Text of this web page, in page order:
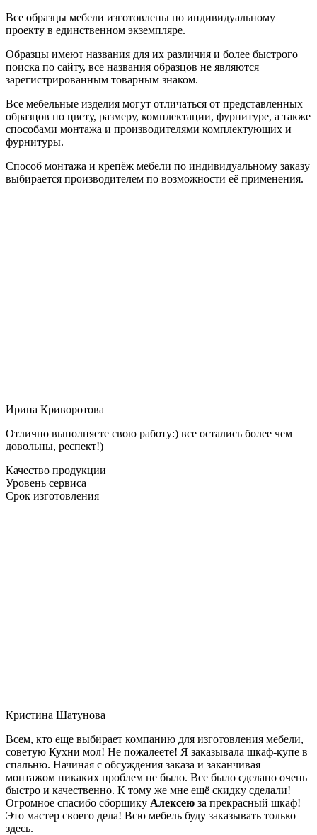
Все образцы мебели изготовлены по индивидуальному
проекту в единственном экземпляре.
Образцы имеют названия для их различия и более быстрого
поиска по сайту, все названия образцов не являются
зарегистрированным товарным знаком.
Все мебельные изделия могут отличаться от представленных
образцов по цвету, размеру, комплектации, фурнитуре, а также
способами монтажа и производителями комплектующих и
фурнитуры.
Способ монтажа и крепёж мебели по индивидуальному заказу
выбирается производителем по возможности её применения.
Ирина Криворотова
Отлично выполняете свою работу:) все остались более чем
довольны, респект!)
Качество продукции
Уровень сервиса
Срок изготовления
Кристина Шатунова
Всем, кто еще выбирает компанию для изготовления мебели,
советую Кухни мол! Не пожалеете! Я заказывала шкаф-купе в
спальню. Начиная с обсуждения заказа и заканчивая
монтажом никаких проблем не было. Все было сделано очень
быстро и качественно. К тому же мне ещё скидку сделали!
Огромное спасибо сборщику Алексею за прекрасный шкаф!
Это мастер своего дела! Всю мебель буду заказывать только
здесь.